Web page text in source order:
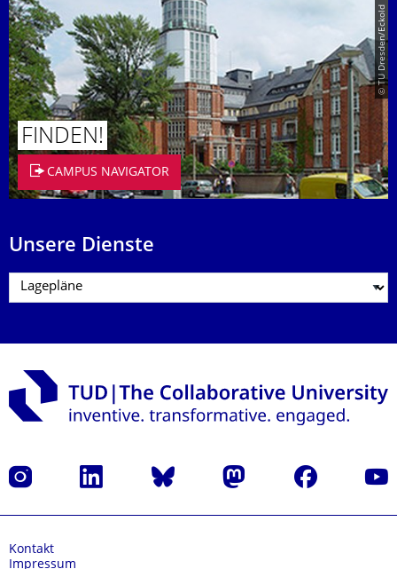
© TU Dresden/Eckold
FINDEN!
CAMPUS NAVIGATOR
Unsere Dienste
Instagram LinkedIn Bluesky Mastodon Facebook
Kontakt
Impressum